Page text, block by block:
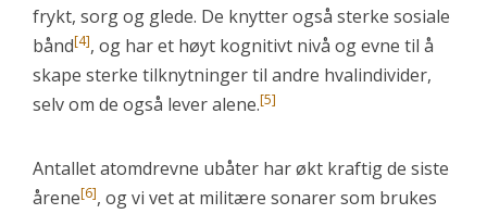
frykt, sorg og glede. De knytter også sterke sosiale
bånd[4], og har et høyt kognitivt nivå og evne til å
skape sterke tilknytninger til andre hvalindivider,
selv om de også lever alene.[5]
Antallet atomdrevne ubåter har økt kraftig de siste
årene[6], og vi vet at militære sonarer som brukes